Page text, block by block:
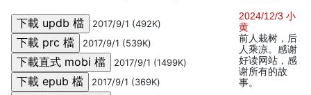
2017/9/1 (492K)
2017/9/1 (539K)
2017/9/1 (1499K)
2017/9/1 (369K)
2024/12/3 小
黄
前人栽树，后
人乘凉。感谢
好读网站，感
谢所有的故
事。